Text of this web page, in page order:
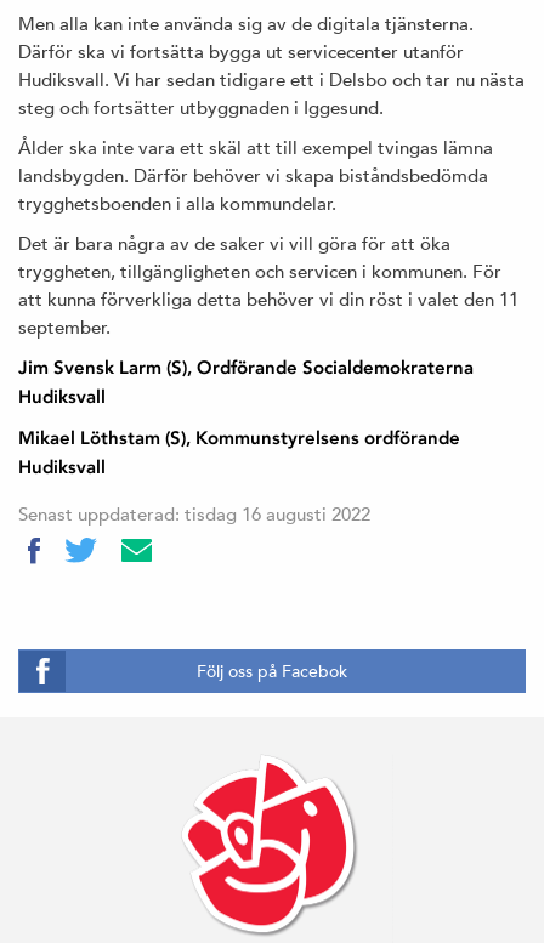
Men alla kan inte använda sig av de digitala tjänsterna.
Därför ska vi fortsätta bygga ut servicecenter utanför
Hudiksvall. Vi har sedan tidigare ett i Delsbo och tar nu nästa
steg och fortsätter utbyggnaden i Iggesund.
Ålder ska inte vara ett skäl att till exempel tvingas lämna
landsbygden. Därför behöver vi skapa biståndsbedömda
trygghetsboenden i alla kommundelar.
Det är bara några av de saker vi vill göra för att öka
tryggheten, tillgängligheten och servicen i kommunen. För
att kunna förverkliga detta behöver vi din röst i valet den 11
september.
Jim Svensk Larm (S), Ordförande Socialdemokraterna
Hudiksvall
Mikael Löthstam (S), Kommunstyrelsens ordförande
Hudiksvall
Senast uppdaterad: tisdag 16 augusti 2022
Följ oss på Facebok